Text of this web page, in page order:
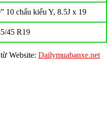
10 chấu kiểu Y, 8.5J x 19
45 R19
Website: Dailymuabanxe.net